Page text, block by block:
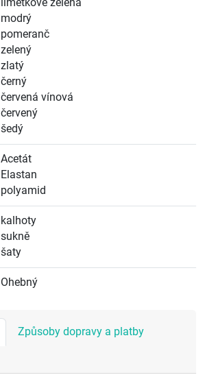
limetkově zelená
modrý
pomeranč
zelený
zlatý
černý
červená vínová
červený
šedý
Acetát
Elastan
polyamid
kalhoty
sukně
šaty
Ohebný
Způsoby dopravy a platby